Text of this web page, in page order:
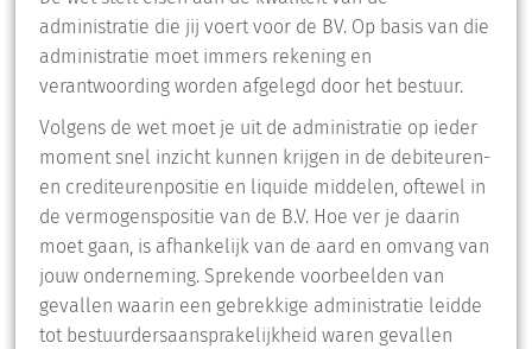
administratie die jij voert voor de BV. Op basis van die
administratie moet immers rekening en
verantwoording worden afgelegd door het bestuur.
Volgens de wet moet je uit de administratie op ieder
moment snel inzicht kunnen krijgen in de debiteuren-
en crediteurenpositie en liquide middelen, oftewel in
de vermogenspositie van de B.V. Hoe ver je daarin
moet gaan, is afhankelijk van de aard en omvang van
jouw onderneming. Sprekende voorbeelden van
gevallen waarin een gebrekkige administratie leidde
tot bestuurdersaansprakelijkheid waren gevallen